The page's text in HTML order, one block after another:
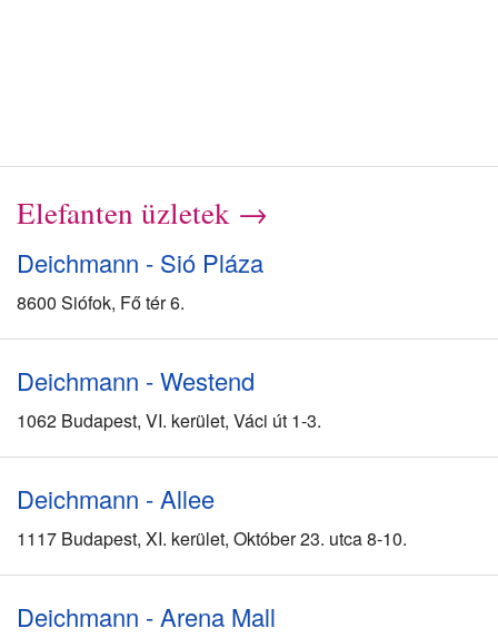
Elefanten üzletek →
Deichmann - Sió Pláza
8600 Siófok, Fő tér 6.
Deichmann - Westend
1062 Budapest, VI. kerület, Váci út 1-3.
Deichmann - Allee
1117 Budapest, XI. kerület, Október 23. utca 8-10.
Deichmann - Arena Mall